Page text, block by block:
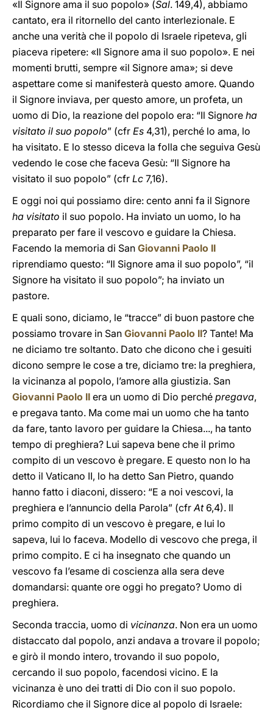
«Il Signore ama il suo popolo» (Sal. 149,4), abbiamo
cantato, era il ritornello del canto interlezionale. E
anche una verità che il popolo di Israele ripeteva, gli
piaceva ripetere: «Il Signore ama il suo popolo». E nei
momenti brutti, sempre «il Signore ama»; si deve
aspettare come si manifesterà questo amore. Quando
il Signore inviava, per questo amore, un profeta, un
uomo di Dio, la reazione del popolo era: “Il Signore ha
visitato il suo popolo” (cfr Es 4,31), perché lo ama, lo
ha visitato. E lo stesso diceva la folla che seguiva Gesù
vedendo le cose che faceva Gesù: “Il Signore ha
visitato il suo popolo” (cfr Lc 7,16).
E oggi noi qui possiamo dire: cento anni fa il Signore
ha visitato il suo popolo. Ha inviato un uomo, lo ha
preparato per fare il vescovo e guidare la Chiesa.
Facendo la memoria di San Giovanni Paolo II
riprendiamo questo: “Il Signore ama il suo popolo”, “il
Signore ha visitato il suo popolo”; ha inviato un
pastore.
E quali sono, diciamo, le “tracce” di buon pastore che
possiamo trovare in San Giovanni Paolo II? Tante! Ma
ne diciamo tre soltanto. Dato che dicono che i gesuiti
dicono sempre le cose a tre, diciamo tre: la preghiera,
la vicinanza al popolo, l’amore alla giustizia. San
Giovanni Paolo II era un uomo di Dio perché pregava,
e pregava tanto. Ma come mai un uomo che ha tanto
da fare, tanto lavoro per guidare la Chiesa..., ha tanto
tempo di preghiera? Lui sapeva bene che il primo
compito di un vescovo è pregare. E questo non lo ha
detto il Vaticano II, lo ha detto San Pietro, quando
hanno fatto i diaconi, dissero: “E a noi vescovi, la
preghiera e l’annuncio della Parola” (cfrAt6,4). Il
primo compito di un vescovo è pregare, e lui lo
sapeva, lui lo faceva. Modello di vescovo che prega, il
primo compito. E ci ha insegnato che quando un
vescovo fa l’esame di coscienza alla sera deve
domandarsi: quante ore oggi ho pregato? Uomo di
preghiera.
Seconda traccia, uomo di vicinanza. Non era un uomo
distaccato dal popolo, anzi andava a trovare il popolo;
e girò il mondo intero, trovando il suo popolo,
cercando il suo popolo, facendosi vicino. E la
vicinanza è uno dei tratti di Dio con il suo popolo.
Ricordiamo che il Signore dice al popolo di Israele: